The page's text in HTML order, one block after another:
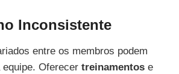
Inconsistente
entre os membros podem
Oferecer treinamentos e